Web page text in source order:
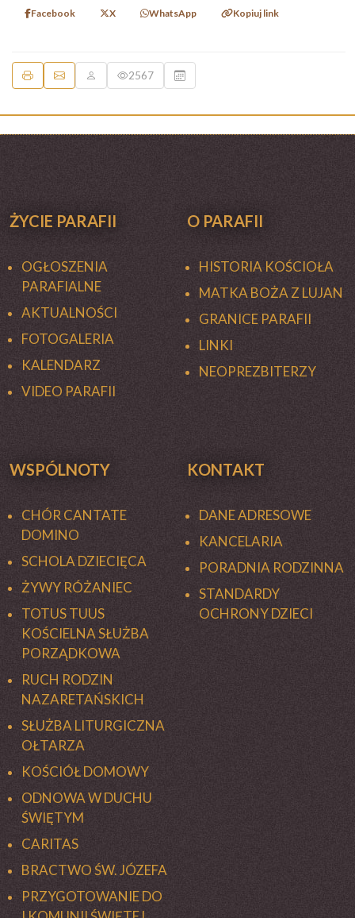
Facebook X WhatsApp Kopiuj link
2567
ŻYCIE PARAFII
OGŁOSZENIA
PARAFIALNE
AKTUALNOŚCI
FOTOGALERIA
KALENDARZ
VIDEO PARAFII
O PARAFII
HISTORIA KOŚCIOŁA
MATKA BOŻA Z LUJAN
GRANICE PARAFII
LINKI
NEOPREZBITERZY
WSPÓLNOTY
CHÓR CANTATE
DOMINO
SCHOLA DZIECIĘCA
ŻYWY RÓŻANIEC
TOTUS TUUS
KOŚCIELNA SŁUŻBA
PORZĄDKOWA
RUCH RODZIN
NAZARETAŃSKICH
SŁUŻBA LITURGICZNA
OŁTARZA
KOŚCIÓŁ DOMOWY
ODNOWA W DUCHU
ŚWIĘTYM
CARITAS
BRACTWO ŚW. JÓZEFA
PRZYGOTOWANIE DO
KONTAKT
DANE ADRESOWE
KANCELARIA
PORADNIA RODZINNA
STANDARDY
OCHRONY DZIECI